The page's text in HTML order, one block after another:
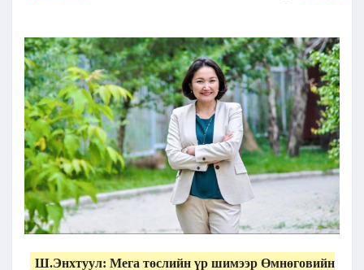
Ш.Энхтуул: Мега төслийн үр шимээр Өмнөговийн